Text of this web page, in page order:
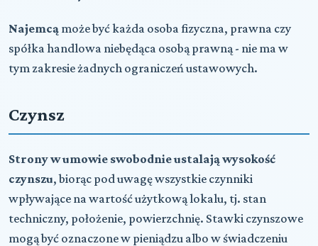
Najemcą może być każda osoba fizyczna, prawna czy
spółka handlowa niebędąca osobą prawną - nie ma w
tym zakresie żadnych ograniczeń ustawowych.
Czynsz
Strony w umowie swobodnie ustalają wysokość
czynszu, biorąc pod uwagę wszystkie czynniki
wpływające na wartość użytkową lokalu, tj. stan
techniczny, położenie, powierzchnię. Stawki czynszowe
mogą być oznaczone w pieniądzu albo w świadczeniu